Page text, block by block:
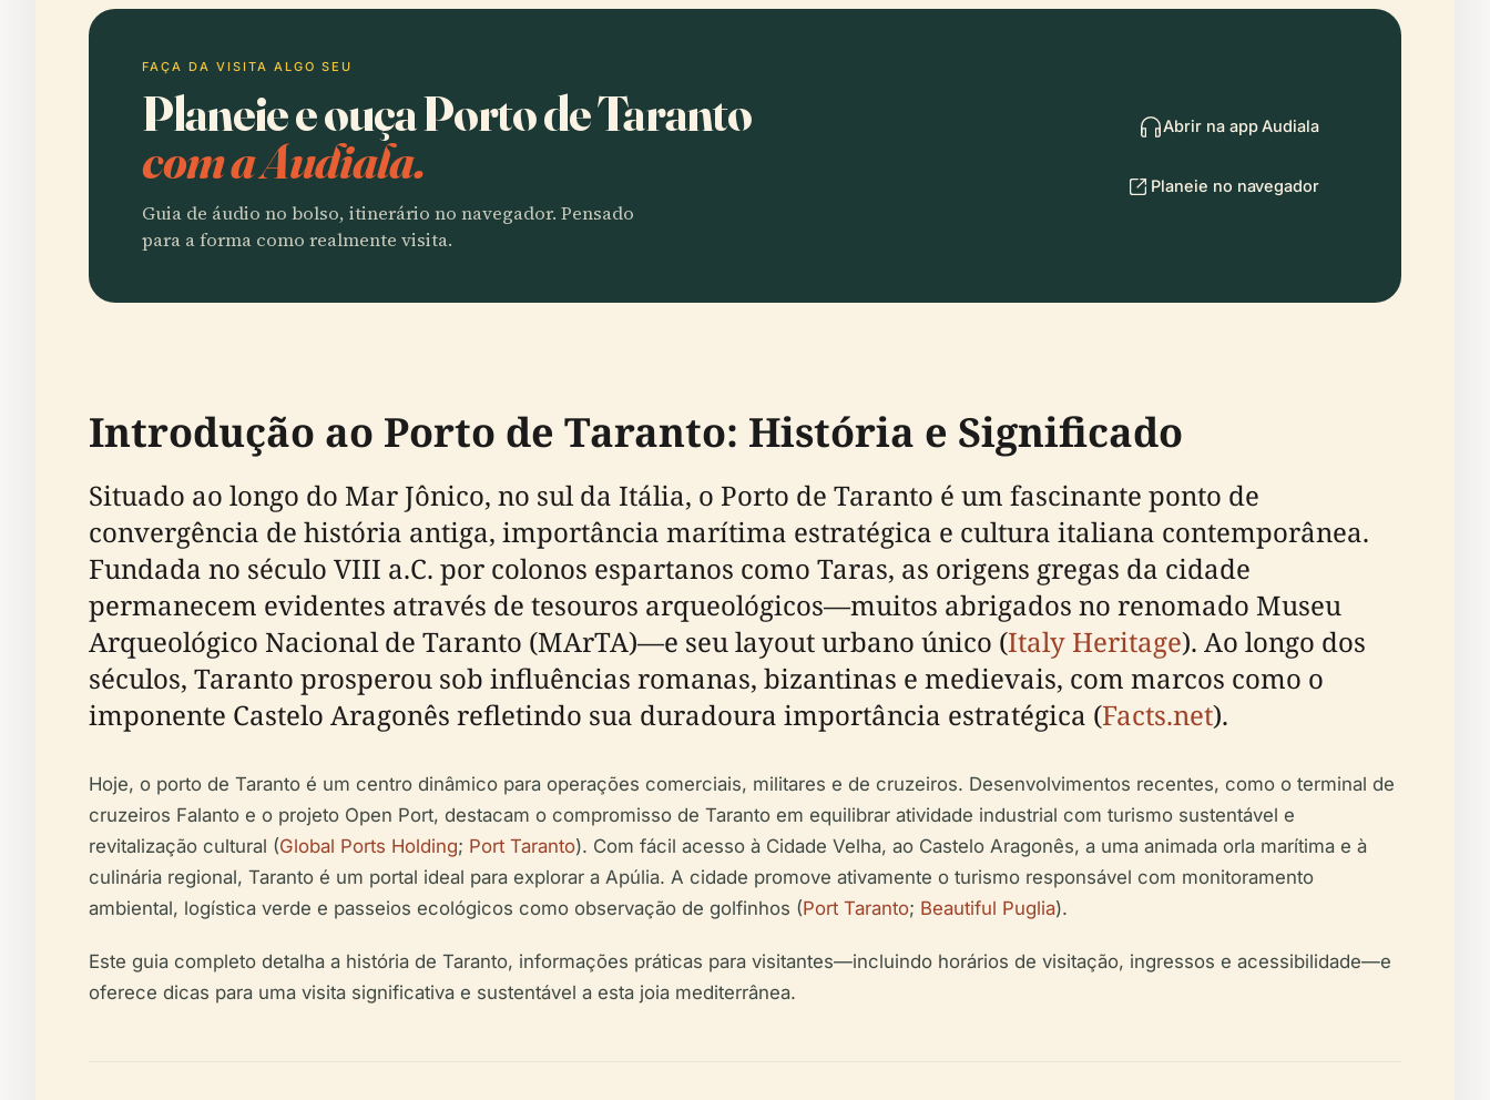
FAÇA DA VISITA ALGO SEU
Planeie e ouça Porto de Taranto
com a Audiala.
Guia de áudio no bolso, itinerário no navegador. Pensado
para a forma como realmente visita.
Abrir na app Audiala
Planeie no navegador
Introdução ao Porto de Taranto: História e Significado
Situado ao longo do Mar Jônico, no sul da Itália, o Porto de Taranto é um fascinante ponto de
convergência de história antiga, importância marítima estratégica e cultura italiana contemporânea.
Fundada no século VIII a.C. por colonos espartanos como Taras, as origens gregas da cidade
permanecem evidentes através de tesouros arqueológicos—muitos abrigados no renomado Museu
Arqueológico Nacional de Taranto (MArTA)—e seu layout urbano único (Italy Heritage). Ao longo dos
séculos, Taranto prosperou sob influências romanas, bizantinas e medievais, com marcos como o
imponente Castelo Aragonês refletindo sua duradoura importância estratégica (Facts.net).
Hoje, o porto de Taranto é um centro dinâmico para operações comerciais, militares e de cruzeiros. Desenvolvimentos recentes, como o terminal de
cruzeiros Falanto e o projeto Open Port, destacam o compromisso de Taranto em equilibrar atividade industrial com turismo sustentável e
revitalização cultural (Global Ports Holding; Port Taranto). Com fácil acesso à Cidade Velha, ao Castelo Aragonês, a uma animada orla marítima e à
culinária regional, Taranto é um portal ideal para explorar a Apúlia. A cidade promove ativamente o turismo responsável com monitoramento
ambiental, logística verde e passeios ecológicos como observação de golfinhos (Port Taranto; Beautiful Puglia).
Este guia completo detalha a história de Taranto, informações práticas para visitantes—incluindo horários de visitação, ingressos e acessibilidade—e
oferece dicas para uma visita significativa e sustentável a esta joia mediterrânea.